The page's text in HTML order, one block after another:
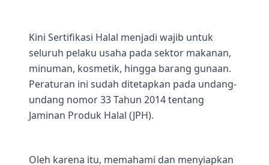
Kini Sertifikasi Halal menjadi wajib untuk
seluruh pelaku usaha pada sektor makanan,
minuman, kosmetik, hingga barang gunaan.
Peraturan ini sudah ditetapkan pada undang-
undang nomor 33 Tahun 2014 tentang
Jaminan Produk Halal (JPH).
Oleh karena itu, memahami dan menyiapkan